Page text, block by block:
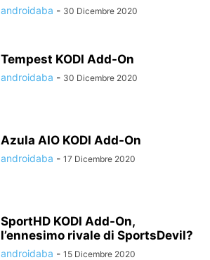
androidaba - 30 Dicembre 2020
Tempest KODI Add-On
androidaba - 30 Dicembre 2020
Azula AIO KODI Add-On
androidaba - 17 Dicembre 2020
SportHD KODI Add-On,
l’ennesimo rivale di SportsDevil?
androidaba - 15 Dicembre 2020